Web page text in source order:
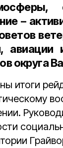
–
округа
итоги